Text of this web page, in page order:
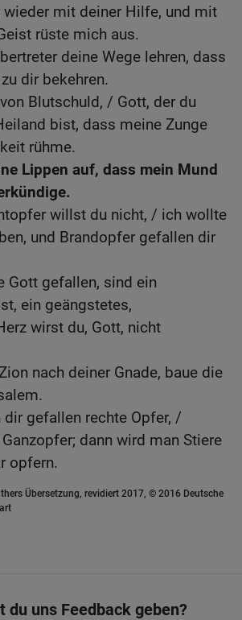
wieder mit deiner Hilfe, und mit
rüste mich aus.
deine Wege lehren, dass
dir bekehren.
Blutschuld, / Gott, der du
bist, dass meine Zunge
rühme.
Lippen auf, dass mein Mund
willst du nicht, / ich wollte
und Brandopfer gefallen dir
Gott gefallen, sind ein
ein geängstetes,
wirst du, Gott, nicht
nach deiner Gnade, baue die
dir gefallen rechte Opfer, /
dann wird man Stiere
opfern.
Übersetzung, revidiert 2017, © 2016 Deutsche
du uns Feedback geben?